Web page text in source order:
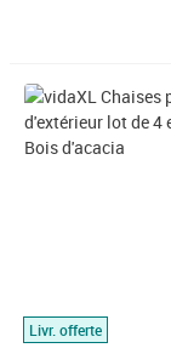
Livr. offerte
Prix 129,13€ HT